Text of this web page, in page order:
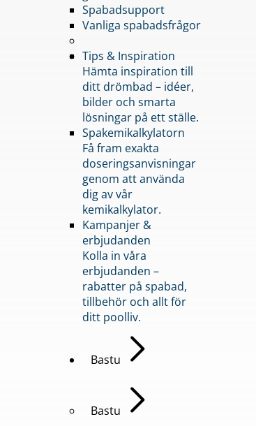
Spabadsupport
Vanliga spabadsfrågor
Tips & Inspiration
Hämta inspiration till
ditt drömbad – idéer,
bilder och smarta
lösningar på ett ställe.
Spakemikalkylatorn
Få fram exakta
doseringsanvisningar
genom att använda
dig av vår
kemikalkylator.
Kampanjer &
erbjudanden
Kolla in våra
erbjudanden –
rabatter på spabad,
tillbehör och allt för
ditt poolliv.
Bastu
Bastu